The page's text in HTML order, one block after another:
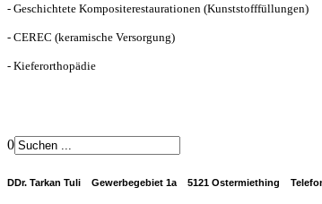
- Geschichtete Kompositerestaurationen (Kunststofffüllungen)
- CEREC (keramische Versorgung)
- Kieferorthopädie
0
DDr. Tarkan Tuli Gewerbegebiet 1a 5121 Ostermiething